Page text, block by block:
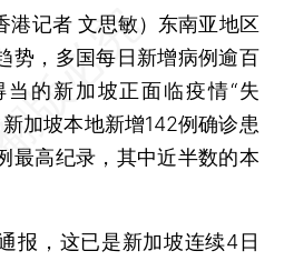
港记者 文思敏） 东南亚地区
势，多国每日新增病例逾百
当的新加坡正面临疫情“失
加坡本地新增142例确诊患
最高纪录，其中近半数的本
，这已是新加坡连续4日